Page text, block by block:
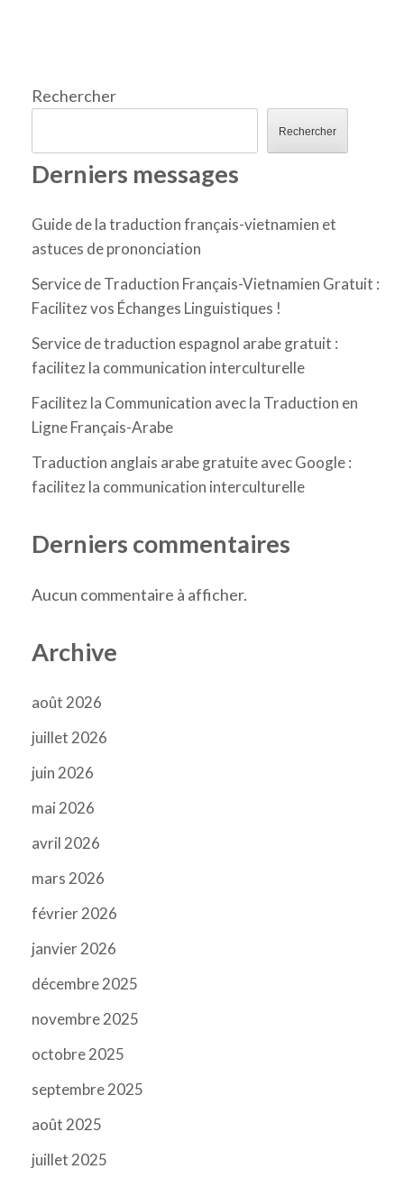
Rechercher
Rechercher
Derniers messages
Guide de la traduction français-vietnamien et
astuces de prononciation
Service de Traduction Français-Vietnamien Gratuit :
Facilitez vos Échanges Linguistiques !
Service de traduction espagnol arabe gratuit :
facilitez la communication interculturelle
Facilitez la Communication avec la Traduction en
Ligne Français-Arabe
Traduction anglais arabe gratuite avec Google :
facilitez la communication interculturelle
Derniers commentaires
Aucun commentaire à afficher.
Archive
août 2026
juillet 2026
juin 2026
mai 2026
avril 2026
mars 2026
février 2026
janvier 2026
décembre 2025
novembre 2025
octobre 2025
septembre 2025
août 2025
juillet 2025